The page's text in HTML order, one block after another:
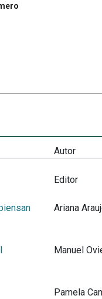
Autor
Editor
Ariana
Manuel
Pamela